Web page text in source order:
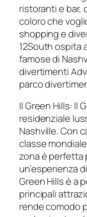
ristoranti e bar,
coloro che
shopping e
12South ospita
famose di
divertimenti
parco
Il Green Hills: Il
residenziale
Nashville. Con
classe
zona è perfetta
un’esperienza
Green Hills è a
principali
rende comodo